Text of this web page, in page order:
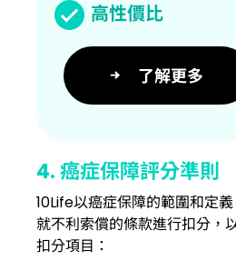
高性價比
了解更多
4. 癌症保障評分準則
10Life以癌症保障的範圍和定
就不利索償的條款進行扣分，
扣分項目：